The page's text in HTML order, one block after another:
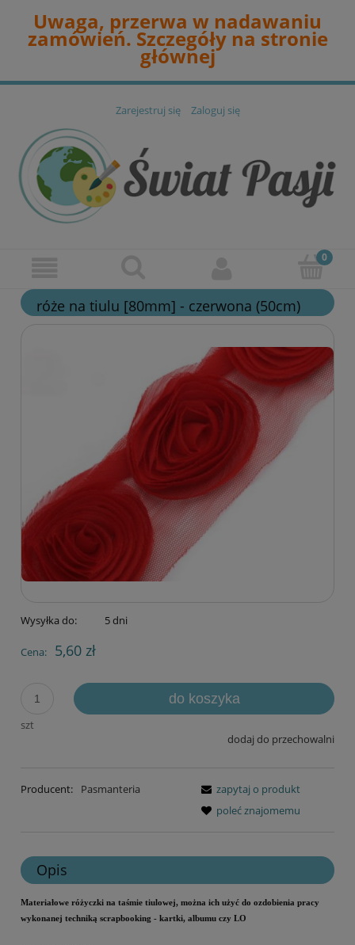
Uwaga, przerwa w nadawaniu
zamówień. Szczegóły na stronie
głównej
Zarejestruj się Zaloguj się
róże na tiulu [80mm] - czerwona (50cm)
Wysyłka do: 5 dni
Cena: 5,60 zł
szt
do koszyka
dodaj do przechowalni
Producent: Pasmanteria
zapytaj o produkt
poleć znajomemu
Opis
Materiałowe różyczki na taśmie tiulowej, można ich użyć do ozdobienia pracy
wykonanej techniką scrapbooking - kartki, albumu czy LO